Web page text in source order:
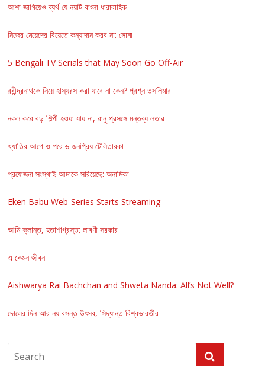
আশা জাগিয়েও ব্যর্থ যে নয়টি বাংলা ধারাবাহিক
নিজের মেয়েদের বিয়েতে কন্যাদান করব না: সোমা
5 Bengali TV Serials that May Soon Go Off-Air
রবীন্দ্রনাথকে নিয়ে হাস্যরস করা যাবে না কেন? প্রশ্ন তসলিমার
নকল করে বড় শিল্পী হওয়া যায় না, রানু প্রসঙ্গে মন্তব্য লতার
খ্যাতির আগে ও পরে ৬ জনপ্রিয় টেলিতারকা
প্রযোজনা সংস্থাই আমাকে সরিয়েছে: অনামিকা
Eken Babu Web-Series Starts Streaming
আমি ক্লান্ত, হতাশাগ্রস্ত: লাবণী সরকার
এ কেমন জীবন
Aishwarya Rai Bachchan and Shweta Nanda: All’s Not Well?
দোলের দিন আর নয় বসন্ত উৎসব, সিদ্ধান্ত বিশ্বভারতীর